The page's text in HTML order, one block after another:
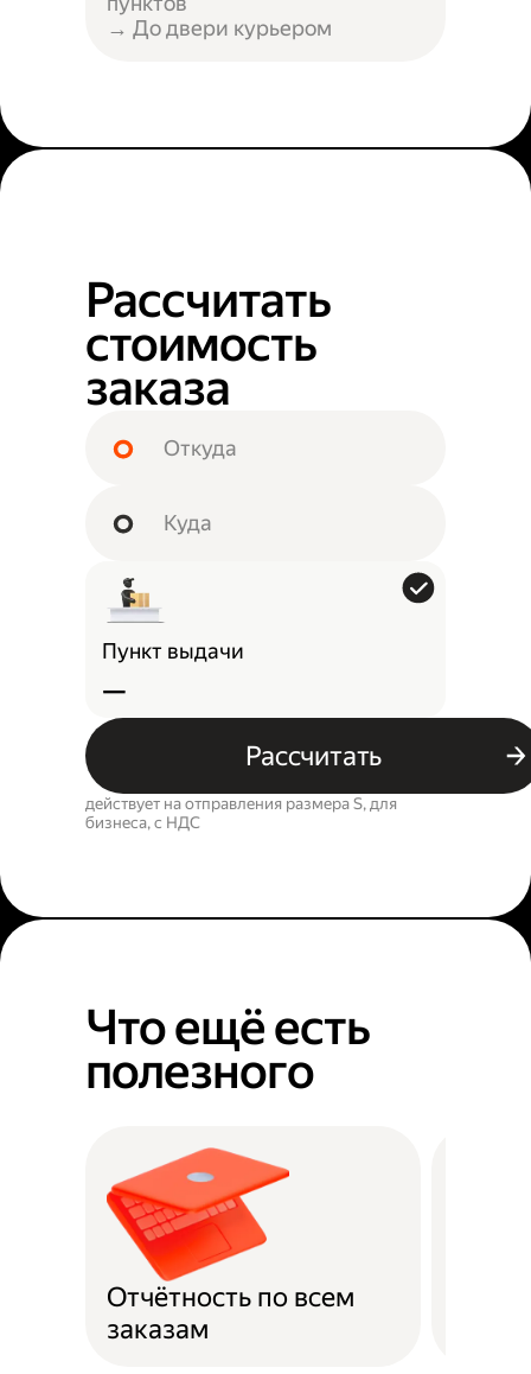
→ До двери курьером
Рассчитать
стоимость
заказа
Пункт выдачи
—
Рассчитать
действует на отправления размера S, для
бизнеса, c НДС
Что ещё есть
полезного
Отчётность по всем
заказам